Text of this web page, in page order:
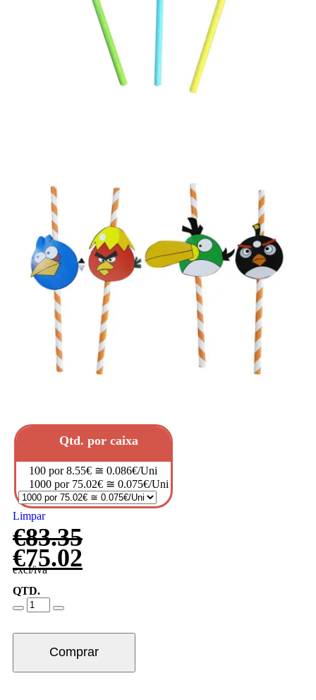
Qtd. por caixa
100 por 8.55€ ≅ 0.086€/Uni
1000 por 75.02€ ≅ 0.075€/Uni
Limpar
€83.35
€75.02
excl/iva
QTD.
Comprar